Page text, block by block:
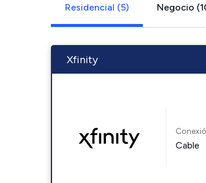
Residencial (5) Negocio
Xfinity
Cable